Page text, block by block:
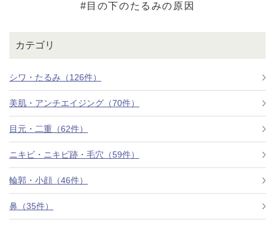
今月のおすすめメニュー
クリニックについて
料金一覧
施術症例
#目の下のたるみの原因
カテゴリ
シワ・たるみ（126件）
美肌・アンチエイジング（70件）
目元・二重（62件）
ニキビ・ニキビ跡・毛穴（59件）
輪郭・小顔（46件）
鼻（35件）